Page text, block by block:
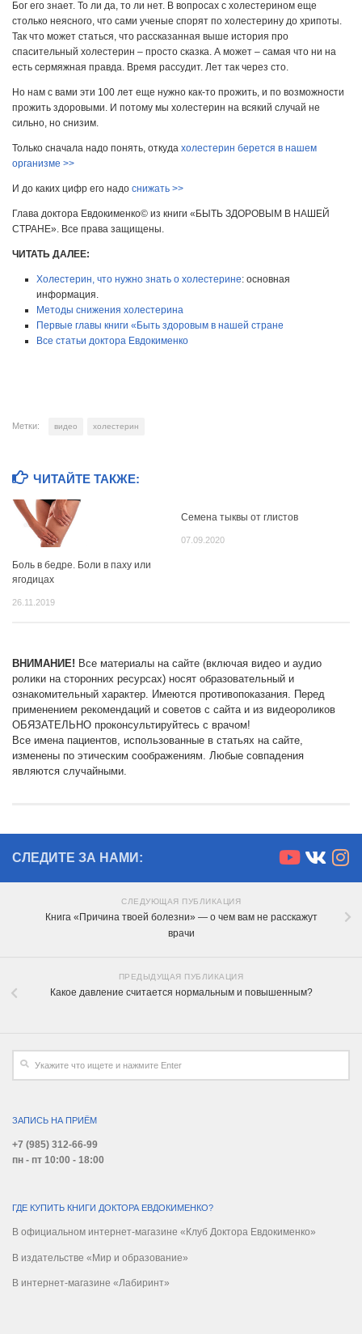
Бог его знает. То ли да, то ли нет. В вопросах с холестерином еще
столько неясного, что сами ученые спорят по холестерину до хрипоты.
Так что может статься, что рассказанная выше история про
спасительный холестерин – просто сказка. А может – самая что ни на
есть сермяжная правда. Время рассудит. Лет так через сто.
Но нам с вами эти 100 лет еще нужно как-то прожить, и по возможности
прожить здоровыми. И потому мы холестерин на всякий случай не
сильно, но снизим.
Только сначала надо понять, откуда холестерин берется в нашем
организме >>
И до каких цифр его надо снижать >>
Глава доктора Евдокименко© из книги «БЫТЬ ЗДОРОВЫМ В НАШЕЙ
СТРАНЕ». Все права защищены.
ЧИТАТЬ ДАЛЕЕ:
Холестерин, что нужно знать о холестерине: основная
информация.
Методы снижения холестерина
Первые главы книги «Быть здоровым в нашей стране
Все статьи доктора Евдокименко
Метки: видео холестерин
ЧИТАЙТЕ ТАКЖЕ:
Боль в бедре. Боли в паху или
ягодицах
26.11.2019
Семена тыквы от глистов
07.09.2020
ВНИМАНИЕ! Все материалы на сайте (включая видео и аудио
ролики на сторонних ресурсах) носят образовательный и
ознакомительный характер. Имеются противопоказания. Перед
применением рекомендаций и советов с сайта и из видеороликов
ОБЯЗАТЕЛЬНО проконсультируйтесь с врачом!
Все имена пациентов, использованные в статьях на сайте,
изменены по этическим соображениям. Любые совпадения
являются случайными.
СЛЕДИТЕ ЗА НАМИ:
СЛЕДУЮЩАЯ ПУБЛИКАЦИЯ
Книга «Причина твоей болезни» — о чем вам не расскажут
врачи
ПРЕДЫДУЩАЯ ПУБЛИКАЦИЯ
Какое давление считается нормальным и повышенным?
ЗАПИСЬ НА ПРИЁМ
+7 (985) 312-66-99
пн - пт 10:00 - 18:00
ГДЕ КУПИТЬ КНИГИ ДОКТОРА ЕВДОКИМЕНКО?
В официальном интернет-магазине «Клуб Доктора Евдокименко»
В издательстве «Мир и образование»
В интернет-магазине «Лабиринт»